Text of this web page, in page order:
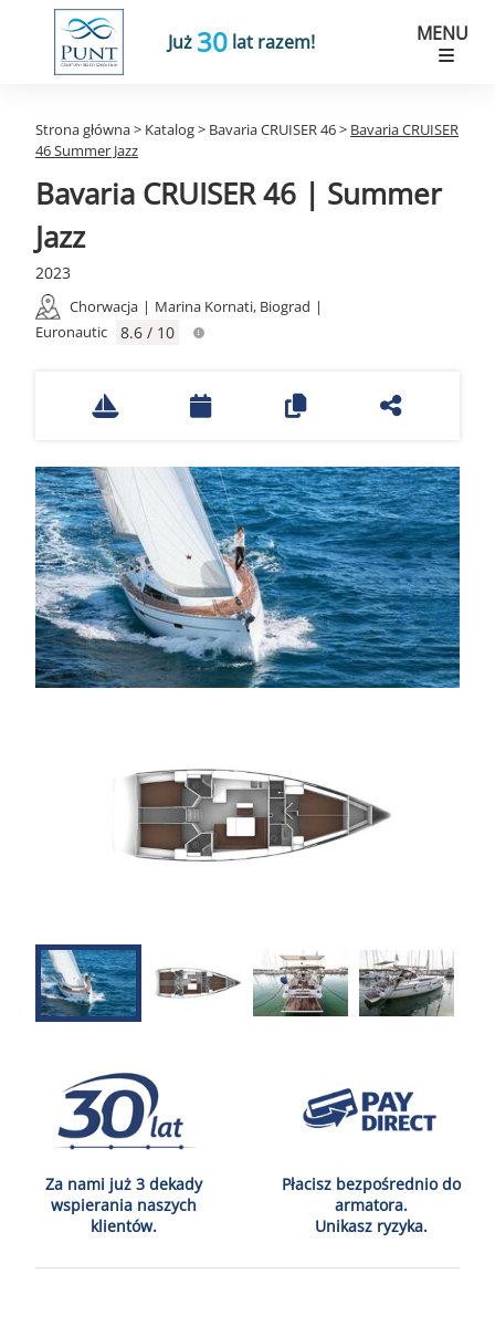
Już 30 lat razem! MENU
Strona główna> Katalog> Bavaria CRUISER 46> Bavaria CRUISER
46 Summer Jazz
Bavaria CRUISER 46 | Summer
Jazz
2023
Chorwacja | Marina Kornati, Biograd |
Euronautic
8.6 / 10
Za nami już 3 dekady
wspierania naszych
klientów.
Płacisz bezpośrednio do
armatora.
Unikasz ryzyka.